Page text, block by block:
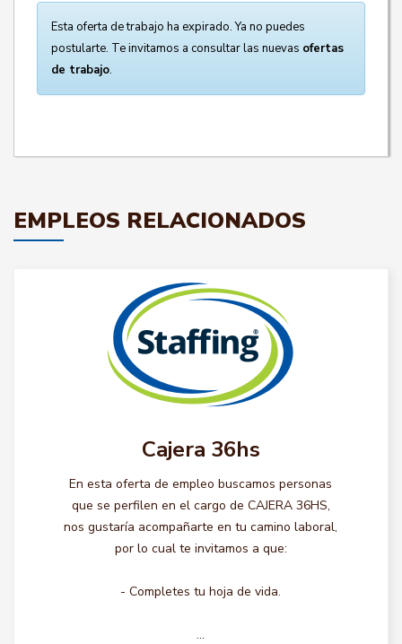
Esta oferta de trabajo ha expirado. Ya no puedes
postularte. Te invitamos a consultar las nuevas ofertas
de trabajo.
EMPLEOS RELACIONADOS
Cajera 36hs
En esta oferta de empleo buscamos personas
que se perfilen en el cargo de CAJERA 36HS,
nos gustaría acompañarte en tu camino laboral,
por lo cual te invitamos a que:
- Completes tu hoja de vida.
...